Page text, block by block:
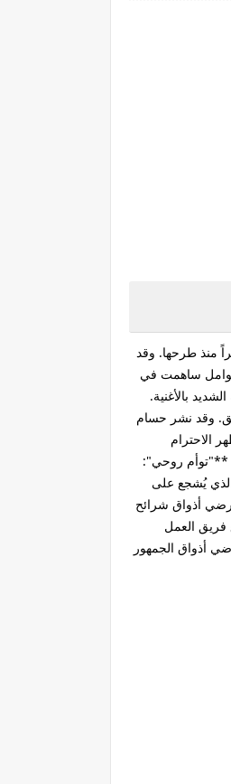
منذ طرحها. وقد
عوامل ساهمت في
بالأغنية.
وقد نشر حسام
الاحترام
**"توأم روحي":
الذي يُشجع على
أذواق شرائح
فريق العمل
أذواق الجمهور